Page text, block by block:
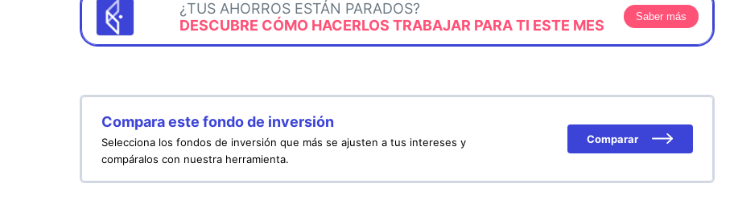
¿TUS AHORROS ESTÁN PARADOS?
DESCUBRE CÓMO HACERLOS TRABAJAR PARA TI ESTE MES
Saber más
Compara este fondo de inversión
Selecciona los fondos de inversión que más se ajusten a tus intereses y
compáralos con nuestra herramienta.
Comparar